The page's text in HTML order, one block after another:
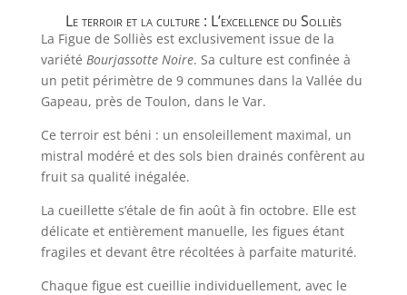
Le terroir et la culture : L’excellence du Solliès
La Figue de Solliès est exclusivement issue de la
variété Bourjassotte Noire. Sa culture est confinée à
un petit périmètre de 9 communes dans la Vallée du
Gapeau, près de Toulon, dans le Var.
Ce terroir est béni : un ensoleillement maximal, un
mistral modéré et des sols bien drainés confèrent au
fruit sa qualité inégalée.
La cueillette s’étale de fin août à fin octobre. Elle est
délicate et entièrement manuelle, les figues étant
fragiles et devant être récoltées à parfaite maturité.
Chaque figue est cueillie individuellement, avec le